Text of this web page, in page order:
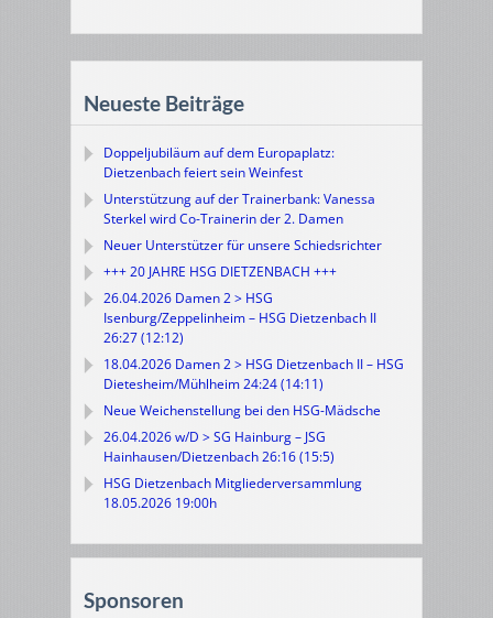
Neueste Beiträge
Doppeljubiläum auf dem Europaplatz:
Dietzenbach feiert sein Weinfest
Unterstützung auf der Trainerbank: Vanessa
Sterkel wird Co-Trainerin der 2. Damen
Neuer Unterstützer für unsere Schiedsrichter
+++ 20 JAHRE HSG DIETZENBACH +++
26.04.2026 Damen 2 > HSG
Isenburg/Zeppelinheim – HSG Dietzenbach II
26:27 (12:12)
18.04.2026 Damen 2 > HSG Dietzenbach II – HSG
Dietesheim/Mühlheim 24:24 (14:11)
Neue Weichenstellung bei den HSG-Mädsche
26.04.2026 w/D > SG Hainburg – JSG
Hainhausen/Dietzenbach 26:16 (15:5)
HSG Dietzenbach Mitgliederversammlung
18.05.2026 19:00h
Sponsoren